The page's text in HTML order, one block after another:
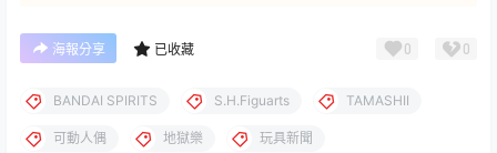
海報分享 已收藏 0 0
BANDAI SPIRITS S.H.Figuarts TAMASHII
可動人偶 地獄樂 玩具新聞